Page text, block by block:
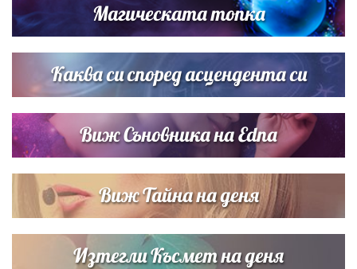
Списъкът е ясен: Джей Ло и Риана във ВИП гостите на
сватбата на Роналдо
Магическата топка
Каква си според асцендента си
Виж Съновника на Edna
Виж Тайна на деня
Изтегли Късмет на деня